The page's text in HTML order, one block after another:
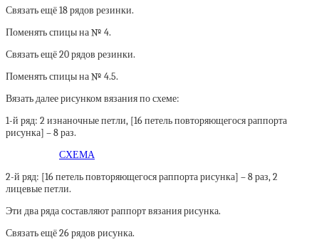
Связать ещё 18 рядов резинки.
Поменять спицы на № 4.
Связать ещё 20 рядов резинки.
Поменять спицы на № 4.5.
Вязать далее рисунком вязания по схеме:
1-й ряд: 2 изнаночные петли, [16 петель повторяющегося раппорта
рисунка] – 8 раз.
СХЕМА
2-й ряд: [16 петель повторяющегося раппорта рисунка] – 8 раз, 2
лицевые петли.
Эти два ряда составляют раппорт вязания рисунка.
Связать ещё 26 рядов рисунка.